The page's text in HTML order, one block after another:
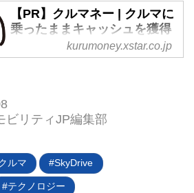
【PR】クルマネー | クルマに
乗ったままキャッシュを獲得
最短30秒で仮審査！売却代金を受
お金を手元に。
kurumoney.xstar.co.jp
ビリティJP編集部
ルマ SkyDrive
テクノロジー